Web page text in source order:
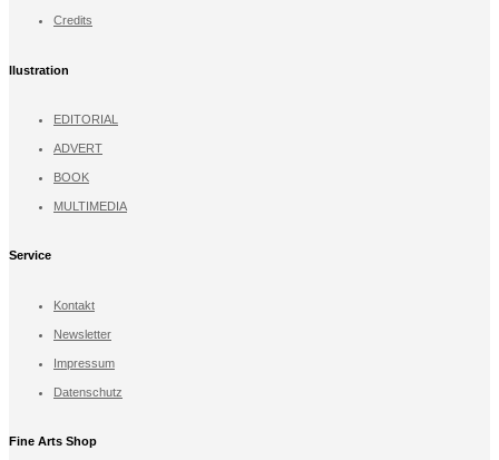
Credits
llustration
EDITORIAL
ADVERT
BOOK
MULTIMEDIA
Service
Kontakt
Newsletter
Impressum
Datenschutz
Fine Arts Shop